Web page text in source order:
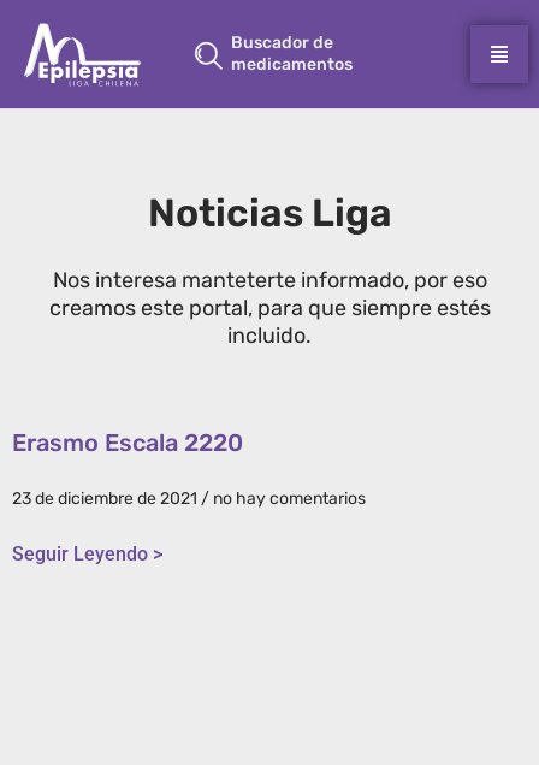
Buscador de
medicamentos
Noticias Liga
Nos interesa manteterte informado, por eso
creamos este portal, para que siempre estés
incluido.
Erasmo Escala 2220
23 de diciembre de 2021 no hay comentarios
Seguir Leyendo >